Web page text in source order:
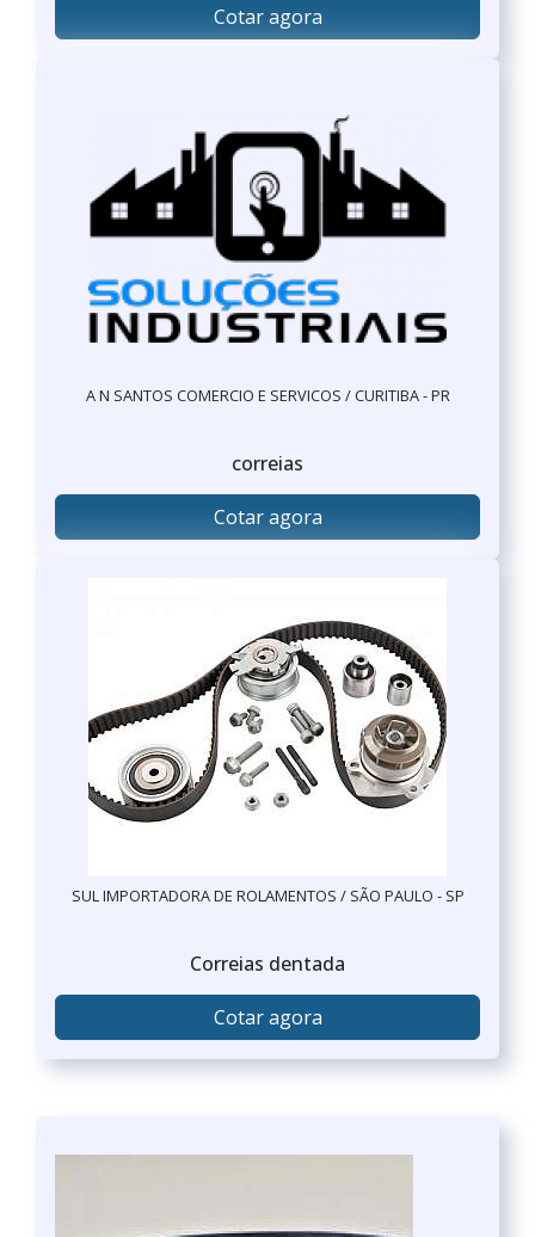
Cotar agora
A N SANTOS COMERCIO E SERVICOS / CURITIBA - PR
correias
Cotar agora
SUL IMPORTADORA DE ROLAMENTOS / SÃO PAULO - SP
Correias dentada
Cotar agora